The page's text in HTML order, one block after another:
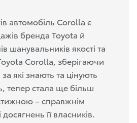
автомобіль Corolla є
бренда Toyota й
шанувальників якості та
Corolla, зберігаючи
за які знають та цінують
тепер стала ще більш
– справжнім
її власників.